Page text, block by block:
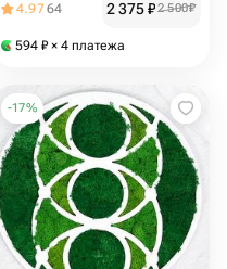
стену
4.9764 2 375₽2 500₽
594 ₽ × 4 платежа
-17%